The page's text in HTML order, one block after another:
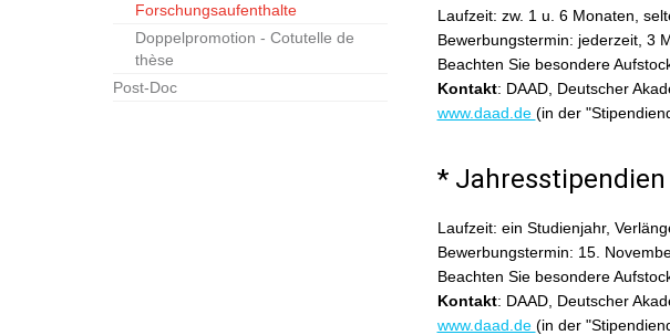
Forschungsaufenthalte
Doppelpromotion - Cotutelle de
thèse
Post-Doc
Laufzeit: zw. 1 u. 6 Monaten,
Bewerbungstermin: jederzeit, 3
Beachten Sie besondere
Kontakt: DAAD, Deutscher
www.daad.de (in der
*
Laufzeit: ein Studienjahr,
Bewerbungstermin: 15.
Beachten Sie besondere
Kontakt: DAAD, Deutscher
www.daad.de (in der